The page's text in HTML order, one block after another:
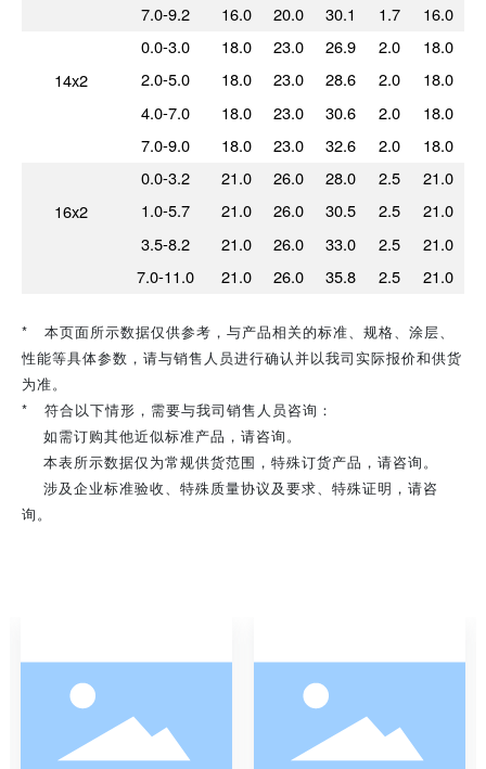
7.0-9.2
16.0 20.0 30.1 1.7 16.0
14x2
0.0-3.0 18.0 23.0 26.9 2.0
18.0
2.0-5.0
18.0 23.0 28.6 2.0
18.0
4.0-7.0
18.0 23.0 30.6 2.0
18.0
7.0-9.0
18.0 23.0 32.6 2.0 18.0
16x2
0.0-3.2 21.0 26.0 28.0 2.5
21.0
1.0-5.7
21.0 26.0 30.5 2.5
21.0
3.5-8.2
21.0 26.0 33.0 2.5
21.0
7.0-11.0
21.0 26.0 35.8 2.5 21.0
* 本页面所示数据仅供参考，与产品相关的标准、规格、涂层、
性能等具体参数，请与销售人员进行确认并以我司实际报价和供货
为准。
* 符合以下情形，需要与我司销售人员咨询：
如需订购其他近似标准产品，请咨询。
本表所示数据仅为常规供货范围，特殊订货产品，请咨询。
涉及企业标准验收、特殊质量协议及要求、特殊证明，请咨
询。